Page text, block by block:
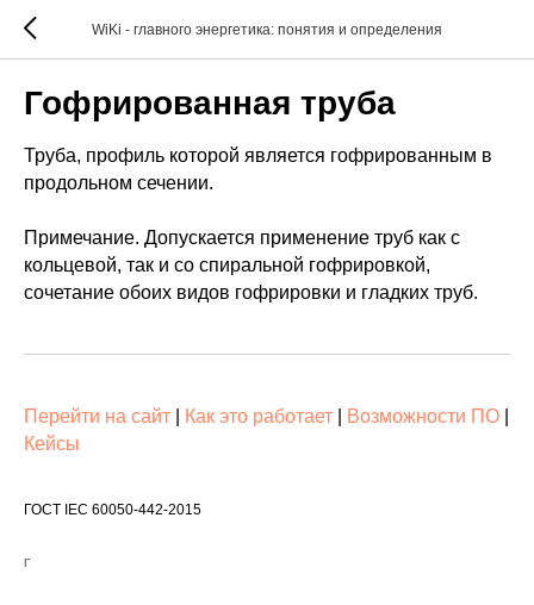
WiKi - главного энергетика: понятия и определения
Гофрированная труба
Труба, профиль которой является гофрированным в
продольном сечении.
Примечание. Допускается применение труб как с
кольцевой, так и со спиральной гофрировкой,
сочетание обоих видов гофрировки и гладких труб.
Перейти на сайт Как это работает Возможности ПО
Кейсы
ГОСТ IEC 60050-442-2015
Г